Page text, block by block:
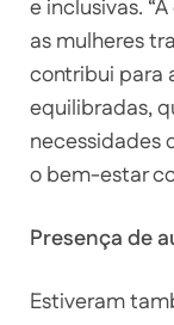
e inclusivas.
as mulheres
contribui para
equilibradas,
necessidades
o bem-estar
Presença de
Estiveram